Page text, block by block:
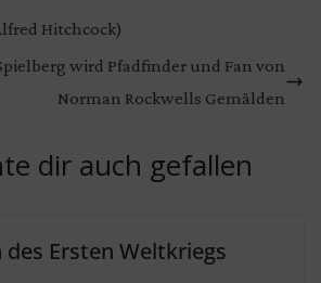
Hitchcock)
wird Pfadfinder und Fan von
Norman Rockwells Gemälden
dir auch gefallen
des Ersten Weltkriegs